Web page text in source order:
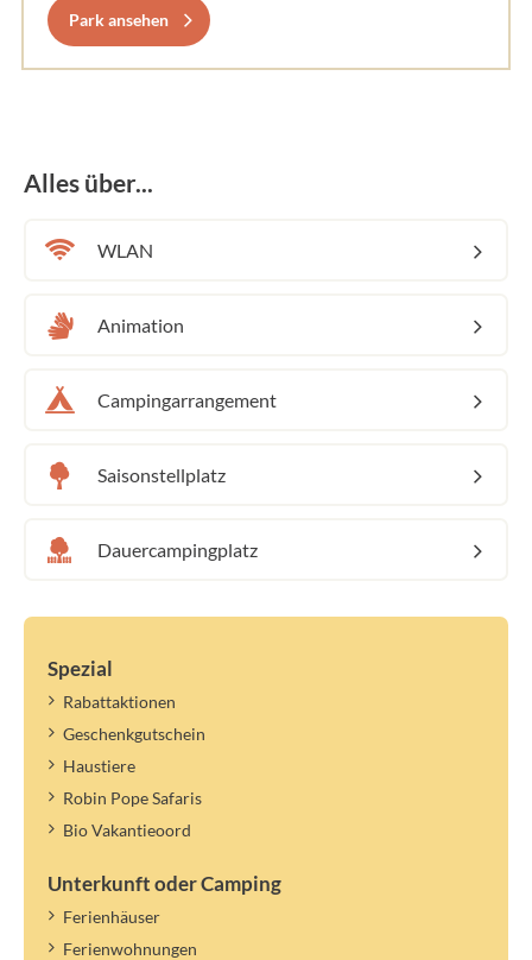
Park ansehen
Alles über...
WLAN
Animation
Campingarrangement
Saisonstellplatz
Dauercampingplatz
Spezial
Rabattaktionen
Geschenkgutschein
Haustiere
Robin Pope Safaris
Bio Vakantieoord
Unterkunft oder Camping
Ferienhäuser
Ferienwohnungen